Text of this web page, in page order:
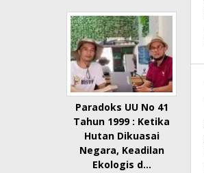
Paradoks UU No 41
Tahun 1999 : Ketika
Hutan Dikuasai
Negara, Keadilan
Ekologis d…